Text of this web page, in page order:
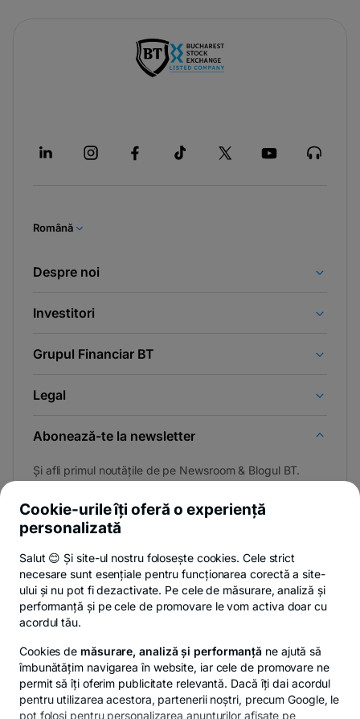
Română
Despre noi
Investitori
Grupul Financiar BT
Legal
Abonează-te la newsletter
Și afli primul noutățile de pe Newsroom & Blogul BT.
Privacy HubPolitica de confidențialitatePolitica de cookies
© Copyright 2026 Banca Transilvania. Toate drepturile
rezervate.
Cookie-urile îți oferă o experiență
personalizată
Salut 😊 Și site-ul nostru folosește cookies. Cele strict
necesare sunt esențiale pentru funcționarea corectă a site-
ului și nu pot fi dezactivate. Pe cele de măsurare, analiză și
performanță și pe cele de promovare le vom activa doar cu
acordul tău.
Cookies de măsurare, analiză și performanță ne ajută să
îmbunătățim navigarea în website, iar cele de promovare ne
permit să îți oferim publicitate relevantă. Dacă îți dai acordul
pentru utilizarea acestora, partenerii noștri, precum Google, le
pot folosi pentru personalizarea anunțurilor afișate pe